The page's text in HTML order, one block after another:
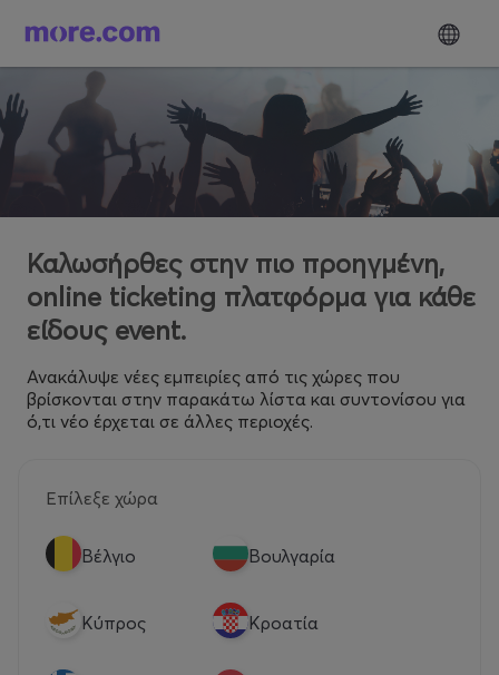
Καλωσήρθες στην πιο προηγμένη,
online ticketing πλατφόρμα για κάθε
είδους event.
Ανακάλυψε νέες εμπειρίες από τις χώρες που
βρίσκονται στην παρακάτω λίστα και συντονίσου για
ό,τι νέο έρχεται σε άλλες περιοχές.
Επίλεξε χώρα
Βέλγιο Βουλγαρία
Κύπρος Κροατία